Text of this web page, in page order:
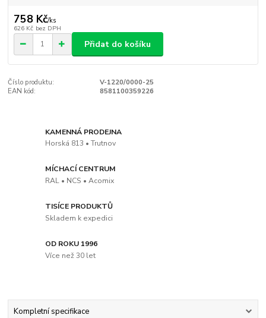
758 Kč/ks
626 Kč bez DPH
Přidat do košíku
Číslo produktu:
V-1220/0000-25
EAN kód:
8581100359226
KAMENNÁ PRODEJNA
Horská 813 • Trutnov
MÍCHACÍ CENTRUM
RAL • NCS • Acomix
TISÍCE PRODUKTŮ
Skladem k expedici
OD ROKU 1996
Více než 30 let
Kompletní specifikace